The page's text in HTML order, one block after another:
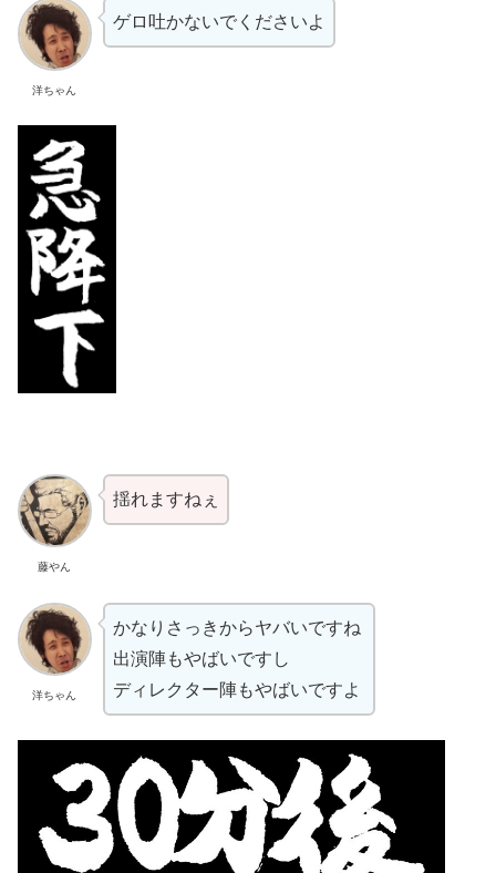
洋ちゃん
ゲロ吐かないでくださいよ
藤やん
揺れますねぇ
洋ちゃん
かなりさっきからヤバいですね
出演陣もやばいですし
ディレクター陣もやばいですよ